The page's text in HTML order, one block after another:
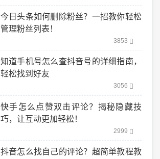
今日头条如何删除粉丝？一招教你轻松
管理粉丝列表！
3853
知道手机号怎么查抖音号的详细指南，
轻松找到好友
3056
快手怎么点赞双击评论？揭秘隐藏技
巧，让互动更加轻松！
2999
抖音怎么找自己的评论？超简单教程教